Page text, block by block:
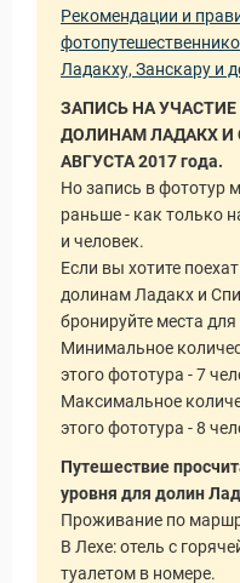
Рекомендации и
Ладакху, Занскару и
ЗАПИСЬ НА
ДОЛИНАМ ЛАДАКХ И
АВГУСТА 2017 года.
Но запись в фототур
раньше - как только
и человек.
Если вы хотите
долинам Ладакх и
бронируйте места для
Минимальное
этого фототура - 7
Максимальное
этого фототура - 8
Путешествие
уровня для долин
Проживание по
В Лехе: отель с
туалетом в номере.